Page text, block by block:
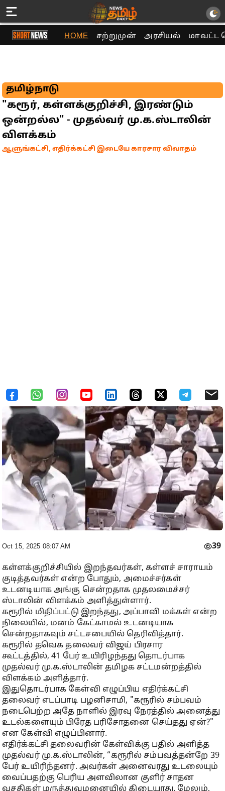
HOME சற்றுமுன் அரசியல் மாவட்ட
தமிழ்நாடு
"கரூர், கள்ளக்குறிச்சி, இரண்டும்
ஒன்றல்ல" - முதல்வர் மு.க.ஸ்டாலின்
விளக்கம்
ஆளுங்கட்சி, எதிர்க்கட்சி இடையே காரசார விவாதம்
Oct 15, 2025 08:07 AM 39
கள்ளக்குறிச்சியில் இறந்தவர்கள், கள்ளச் சாராயம்
குடித்தவர்கள் என்ற போதும், அமைச்சர்கள்
உடனடியாக அங்கு சென்றதாக முதலமைச்சர்
ஸ்டாலின் விளக்கம் அளித்துள்ளார்.
கரூரில் மிதிப்பட்டு இறந்தது, அப்பாவி மக்கள் என்ற
நிலையில், மனம் கேட்காமல் உடனடியாக
சென்றதாகவும் சட்டசபையில் தெரிவித்தார்.
கரூரில் தவெக தலைவர் விஜய் பிரசார
கூட்டத்தில், 41 பேர் உயிரிழந்தது தொடர்பாக
முதல்வர் மு.க.ஸ்டாலின் தமிழக சட்டமன்றத்தில்
விளக்கம் அளித்தார்.
இதுதொடர்பாக கேள்வி எழுப்பிய எதிர்க்கட்சி
தலைவர் எடப்பாடி பழனிசாமி, "கரூரில் சம்பவம்
நடைபெற்ற அதே நாளில் இரவு நேரத்தில் அனைத்து
உடல்களையும் பிரேத பரிசோதனை செய்தது ஏன்?"
என கேள்வி எழுப்பினார்.
எதிர்க்கட்சி தலைவரின் கேள்விக்கு பதில் அளித்த
முதல்வர் மு.க.ஸ்டாலின், “கரூரில் சம்பவத்தன்றே 39
பேர் உயிரிந்தனர். அவர்கள் அனைவரது உடலையும்
வைப்பதற்கு பெரிய அளவிலான குளிர் சாதன
வசதிகள் மருத்துவமனையில் கிடையாது. மேலும்,